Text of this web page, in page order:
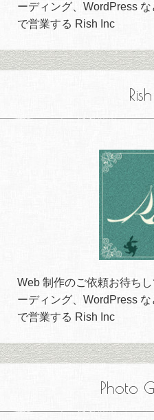
ーディング、WordPress
で営業する Rish Inc
Web 制作のご依頼お待ち
ーディング、WordPress
で営業する Rish Inc
Photo